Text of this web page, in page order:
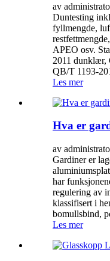
av
Duntesting
fyllmengde,
APEO osv.
2011 dunklær,
QB/T 1193-
Les mer
Hva er
av
Gardiner er
har
regulering av
klassifisert i
bomullsbind,
Les mer